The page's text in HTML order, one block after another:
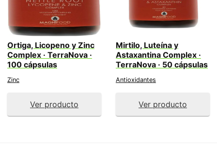
Ortiga, Licopeno y Zinc
Complex · TerraNova ·
100 cápsulas
Zinc
Ver producto
Mirtilo, Luteína y
Astaxantina Complex ·
TerraNova · 50 cápsulas
Antioxidantes
Ver producto